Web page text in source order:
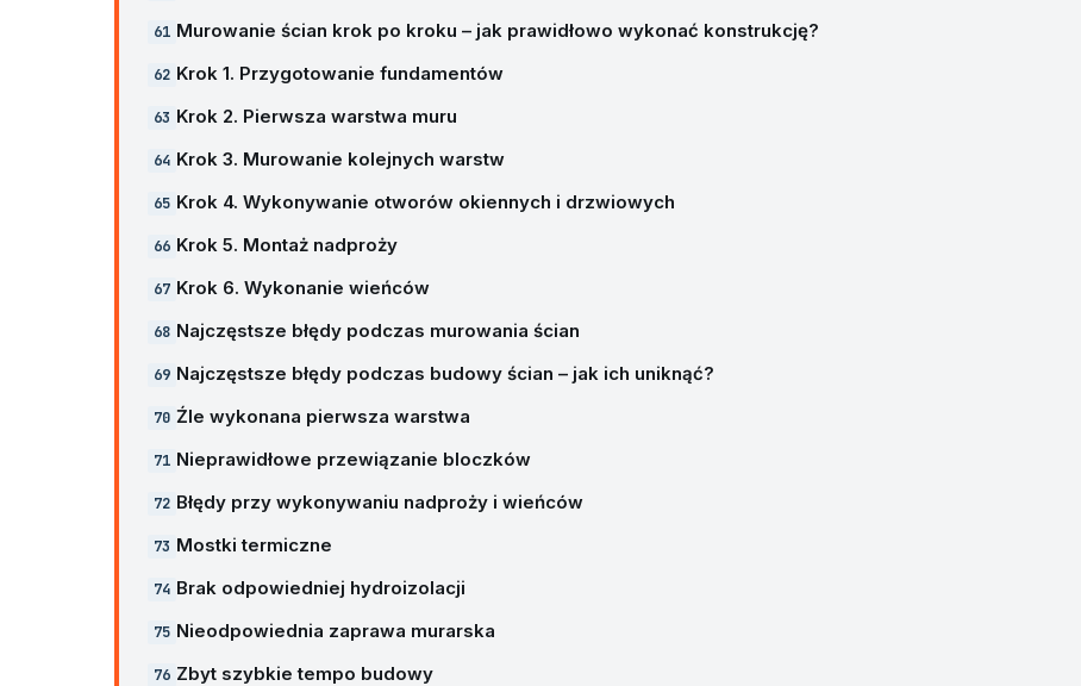
Murowanie ścian krok po kroku – jak prawidłowo wykonać konstrukcję?
Krok 1. Przygotowanie fundamentów
Krok 2. Pierwsza warstwa muru
Krok 3. Murowanie kolejnych warstw
Krok 4. Wykonywanie otworów okiennych i drzwiowych
Krok 5. Montaż nadproży
Krok 6. Wykonanie wieńców
Najczęstsze błędy podczas murowania ścian
Najczęstsze błędy podczas budowy ścian – jak ich uniknąć?
Źle wykonana pierwsza warstwa
Nieprawidłowe przewiązanie bloczków
Błędy przy wykonywaniu nadproży i wieńców
Mostki termiczne
Brak odpowiedniej hydroizolacji
Nieodpowiednia zaprawa murarska
Zbyt szybkie tempo budowy